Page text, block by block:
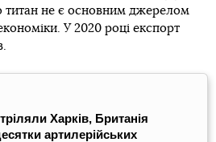
не є основним джерелом
У 2020 році експорт
Харків, Британія
артилерійських